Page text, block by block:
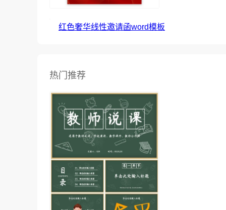
红色奢华线性邀请函word模板
热门推荐